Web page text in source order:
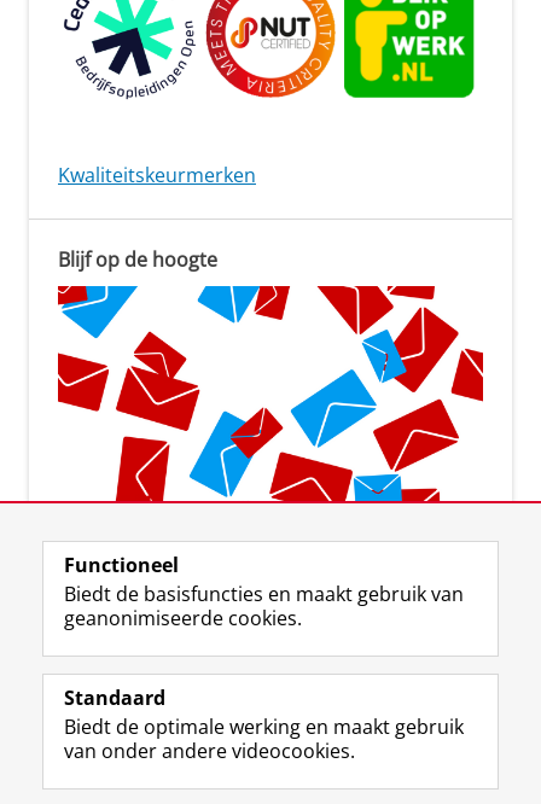
Kwaliteitskeurmerken
Blijf op de hoogte
Aanmelden voor de nieuwsbrief
Volg ons op
a
c
n
s
i
o
Functioneel
Biedt de basisfuncties en maakt gebruik van
geanonimiseerde cookies.
Standaard
Biedt de optimale werking en maakt gebruik
van onder andere videocookies.